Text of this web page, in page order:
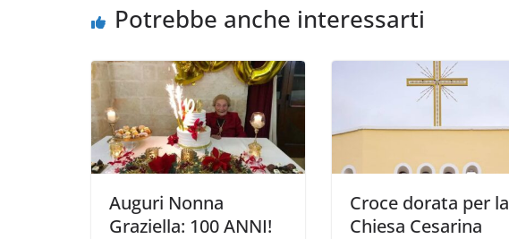
Potrebbe anche interessarti
Auguri Nonna
Graziella: 100 ANNI!
Croce dorata per la
Chiesa Cesarina